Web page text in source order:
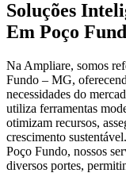
Soluções
Em Poço
Na Ampliare, somos
Fundo – MG,
necessidades do
utiliza ferramentas
otimizam recursos,
crescimento
Poço Fundo, nossos
diversos portes,